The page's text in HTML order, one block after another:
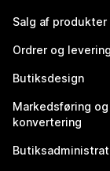
Salg af produkter
Ordrer og levering
Butiksdesign
Markedsføring og
konvertering